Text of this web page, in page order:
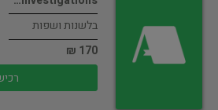
בלשנות ושפות
170 ₪